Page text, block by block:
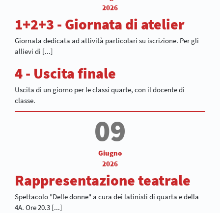
2026
1+2+3 - Giornata di atelier
Giornata dedicata ad attività particolari su iscrizione. Per gli
allievi di [...]
4 - Uscita finale
Uscita di un giorno per le classi quarte, con il docente di
classe.
09
Giugno
2026
Rappresentazione teatrale
Spettacolo "Delle donne" a cura dei latinisti di quarta e della
4A. Ore 20.3 [...]